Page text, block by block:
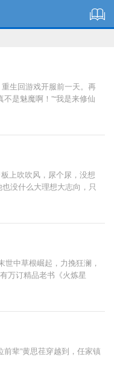
生回游戏开服前一天。再
是魅魔啊！”“我是来修仙
上吹吹风，尿个尿，没想
没什么大理想大志向，只
中草根崛起，力挽狂澜，
万订精品老书《火炼星
辈”黄思荏穿越到，任家镇